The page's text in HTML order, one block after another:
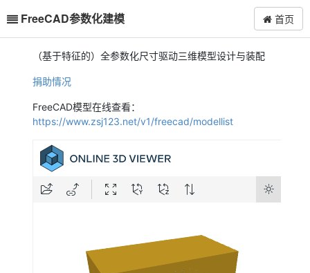
FreeCAD参数化建模 首页
（基于特征的）全参数化尺寸驱动三维模型设计与装配
捐助情况
FreeCAD模型在线查看：
https://www.zsj123.net/v1/freecad/modellist